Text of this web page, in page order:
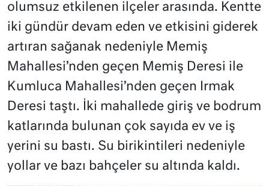
olumsuz etkilenen ilçeler arasında. Kentte
iki gündür devam eden ve etkisini giderek
artıran sağanak nedeniyle Memiş
Mahallesi’nden geçen Memiş Deresi ile
Kumluca Mahallesi’nden geçen Irmak
Deresi taştı. İki mahallede giriş ve bodrum
katlarında bulunan çok sayıda ev ve iş
yerini su bastı. Su birikintileri nedeniyle
yollar ve bazı bahçeler su altında kaldı.